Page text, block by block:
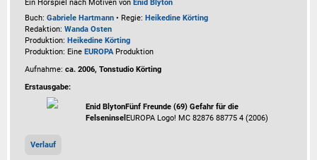
Ein Hörspiel nach Motiven von Enid Blyton
Buch:Gabriele Hartmann • Regie: Heikedine Körting
Redaktion:Wanda Osten
Produktion: Heikedine Körting
Produktion: Eine EUROPAProduktion
Aufnahme:ca. 2006, Tonstudio Körting
Erstausgabe:
Enid BlytonFünf Freunde (69) Gefahr für die
Felseninsel EUROPA Logo! MC 82876 88775 4 (2006)
Verlauf